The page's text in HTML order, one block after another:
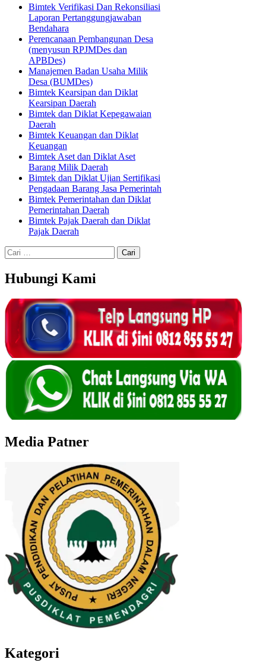
Bimtek Verifikasi Dan Rekonsiliasi
Laporan Pertanggungjawaban
Bendahara
Perencanaan Pembangunan Desa
(menyusun RPJMDes dan
APBDes)
Manajemen Badan Usaha Milik
Desa (BUMDes)
Bimtek Kearsipan dan Diklat
Kearsipan Daerah
Bimtek dan Diklat Kepegawaian
Daerah
Bimtek Keuangan dan Diklat
Keuangan
Bimtek Aset dan Diklat Aset
Barang Milik Daerah
Bimtek dan Diklat Ujian Sertifikasi
Pengadaan Barang Jasa Pemerintah
Bimtek Pemerintahan dan Diklat
Pemerintahan Daerah
Bimtek Pajak Daerah dan Diklat
Pajak Daerah
Cari
untuk:
Hubungi Kami
Media Patner
Kategori